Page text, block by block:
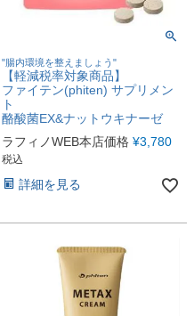
"腸内環境を整えましょう"
【軽減税率対象商品】
ファイテン(phiten) サプリメン
ト
酪酸菌EX&ナットウキナーゼ
ラフィノWEB本店価格 ¥3,780
税込
詳細を見る